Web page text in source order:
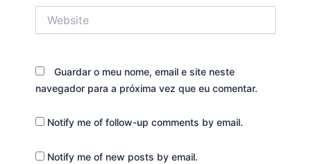
Guardar o meu nome, email e site neste
navegador para a próxima vez que eu comentar.
Notify me of follow-up comments by email.
Notify me of new posts by email.